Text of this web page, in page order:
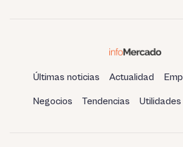
Últimas noticias Actualidad
Negocios Tendencias Utilidades